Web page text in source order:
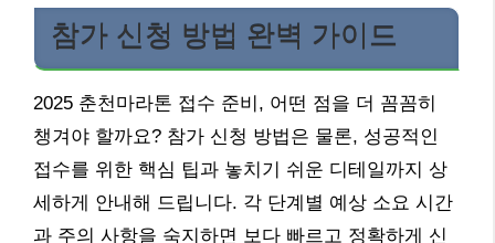
참가 신청 방법 완벽 가이드
2025 춘천마라톤 접수 준비, 어떤 점을 더 꼼꼼히
챙겨야 할까요? 참가 신청 방법은 물론, 성공적인
접수를 위한 핵심 팁과 놓치기 쉬운 디테일까지 상
세하게 안내해 드립니다. 각 단계별 예상 소요 시간
과 주의 사항을 숙지하면 보다 빠르고 정확하게 신